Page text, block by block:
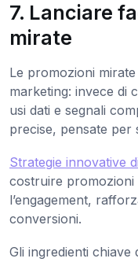
7. Lanciare
mirate
Le promozioni
marketing: invece di
usi dati e segnali
precise, pensate per
Strategie innovative
costruire promozioni
l’engagement,
conversioni.
Gli ingredienti